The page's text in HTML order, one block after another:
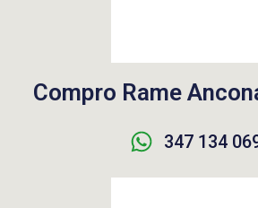
Compro Rame
347 134